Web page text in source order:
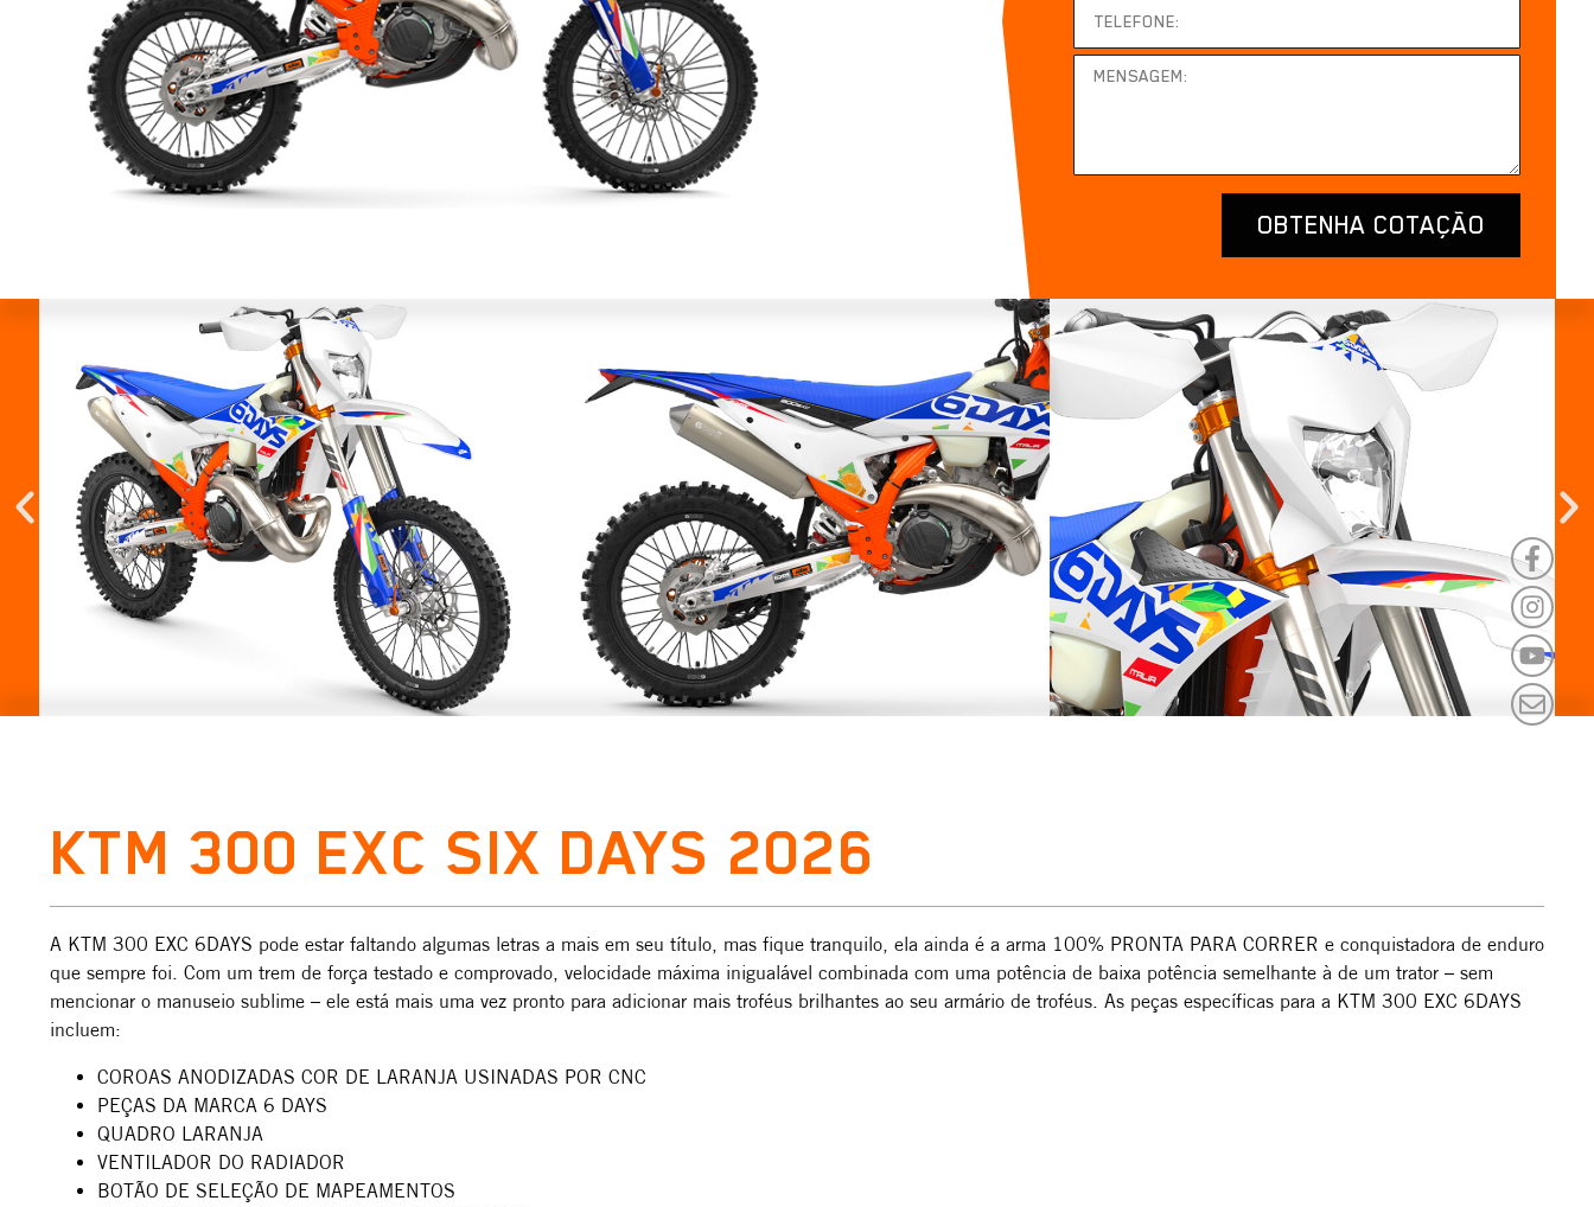
OBTENHA COTAÇÃO
KTM 300 EXC SIX DAYS 2026
A KTM 300 EXC 6DAYS pode estar faltando algumas letras a mais em seu título, mas fique tranquilo, ela ainda é a arma 100% PRONTA PARA CORRER e conquistadora de enduro
que sempre foi. Com um trem de força testado e comprovado, velocidade máxima inigualável combinada com uma potência de baixa potência semelhante à de um trator – sem
mencionar o manuseio sublime – ele está mais uma vez pronto para adicionar mais troféus brilhantes ao seu armário de troféus. As peças específicas para a KTM 300 EXC 6DAYS
incluem:
COROAS ANODIZADAS COR DE LARANJA USINADAS POR CNC
PEÇAS DA MARCA 6 DAYS
QUADRO LARANJA
VENTILADOR DO RADIADOR
BOTÃO DE SELEÇÃO DE MAPEAMENTOS